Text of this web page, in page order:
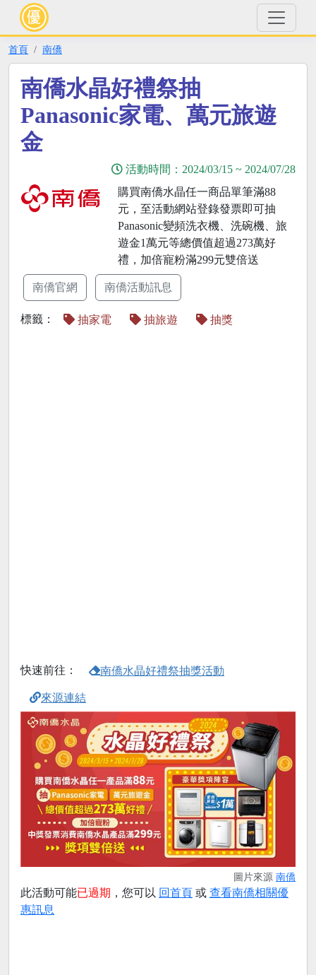
首頁 南僑
南僑水晶好禮祭抽
Panasonic家電、萬元旅遊
金
活動時間： 2024/03/15 ~ 2024/07/28
購買南僑水晶任一商品單筆滿88
元，至活動網站登錄發票即可抽
Panasonic變頻洗衣機、洗碗機、旅
遊金1萬元等總價值超過273萬好
禮，加倍寵粉滿299元雙倍送
南僑官網 南僑活動訊息
標籤： 抽家電 抽旅遊 抽獎
快速前往： 南僑水晶好禮祭抽獎活動
來源連結
圖片來源 南僑
此活動可能已過期 ，您可以 回首頁 或 查看南僑相關優
惠訊息